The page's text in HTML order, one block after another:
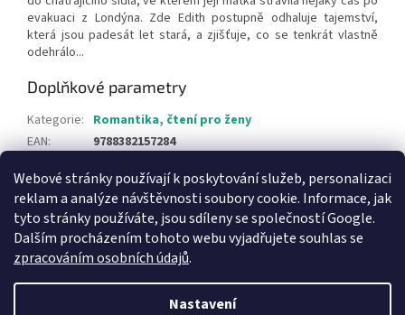
Webové stránky používají k poskytování služeb, personalizaci
reklam a analýze návštěvnosti soubory cookie. Informace, jak
tyto stránky používáte, jsou sdíleny se společností Google.
Dalším procházením tohoto webu vyjadřujete souhlas se
zpracováním osobních údajů.
Nastavení
evakuaci z Londýna. Zde Edith postupně odhaluje tajemství,
která jsou padesát let stará, a zjišťuje, co se tenkrát vlastně
odehrálo...
Doplňkové parametry
Kategorie: Romantika, čtení pro ženy
EAN: 9788382157284
Knihy pro děti
Vytvořil Shoptet